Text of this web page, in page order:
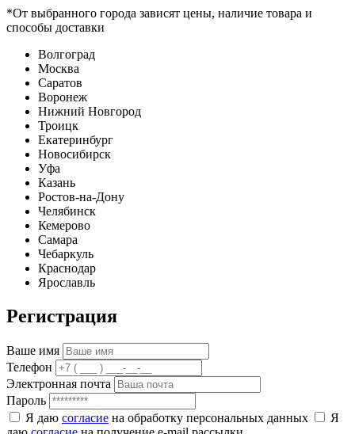
*От выбранного города зависят цены, наличие товара и
способы доставки
Волгоград
Москва
Саратов
Воронеж
Нижний Новгород
Троицк
Екатеринбург
Новосибирск
Уфа
Казань
Ростов-на-Дону
Челябинск
Кемерово
Самара
Чебаркуль
Краснодар
Ярославль
Регистрация
Ваше имя
Телефон
Электронная почта
Пароль
Я даю согласие на обработку персональных данных
Я